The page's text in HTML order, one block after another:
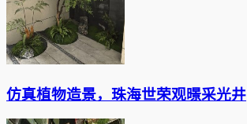
仿真植物造景，珠海世荣观暻采光井